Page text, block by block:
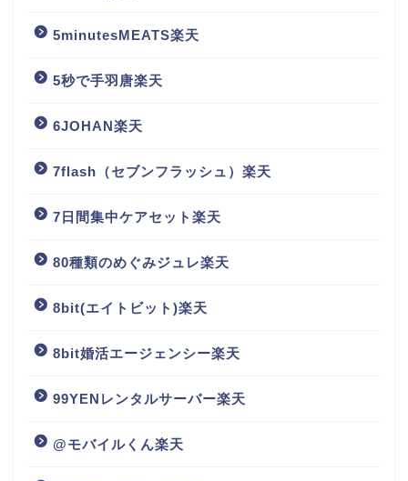
5minutesMEATS楽天
5秒で手羽唐楽天
6JOHAN楽天
7flash（セブンフラッシュ）楽天
7日間集中ケアセット楽天
80種類のめぐみジュレ楽天
8bit(エイトビット)楽天
8bit婚活エージェンシー楽天
99YENレンタルサーバー楽天
@モバイルくん楽天